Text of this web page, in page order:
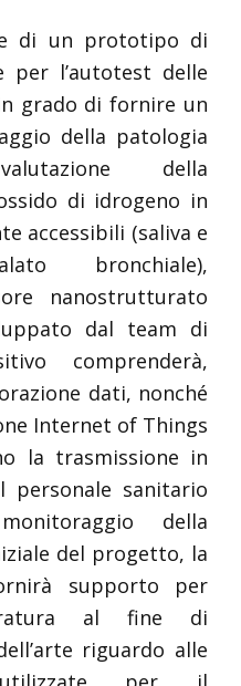
di un prototipo di
per l’autotest delle
grado di fornire un
della patologia
della
di idrogeno in
accessibili (saliva e
bronchiale),
nanostrutturato
dal team di
comprenderà,
dati, nonché
Internet of Things
la trasmissione in
sanitario
della
del progetto, la
supporto per
al fine di
riguardo alle